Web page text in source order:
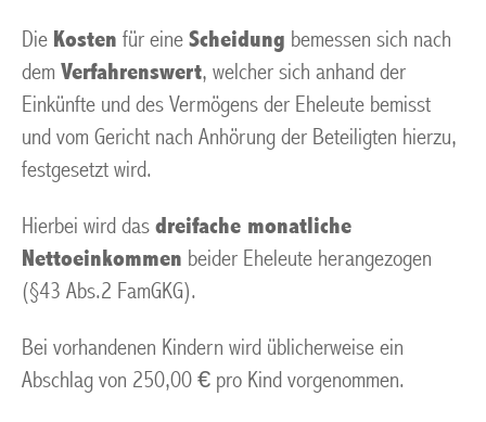
Die Kosten für eine Scheidung bemessen sich nach
dem Verfahrenswert, welcher sich anhand der
Einkünfte und des Vermögens der Eheleute bemisst
und vom Gericht nach Anhörung der Beteiligten hierzu,
festgesetzt wird.
Hierbei wird das dreifache monatliche
Nettoeinkommen beider Eheleute herangezogen
(§43 Abs.2 FamGKG).
Bei vorhandenen Kindern wird üblicherweise ein
Abschlag von 250,00 € pro Kind vorgenommen.